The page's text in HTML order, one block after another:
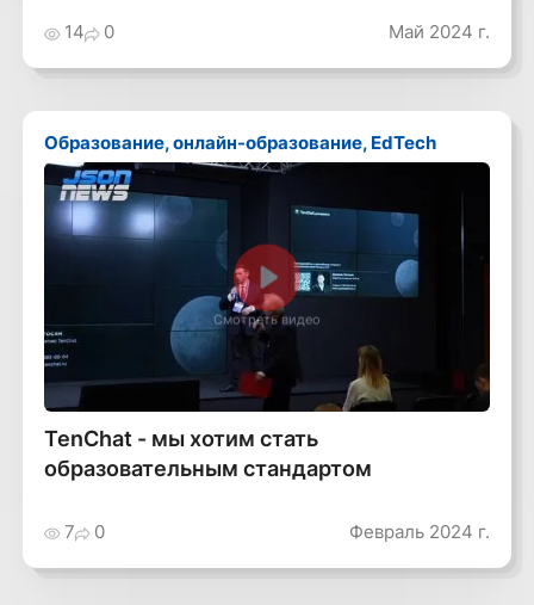
14 0 Май 2024 г.
Образование, онлайн-образование, EdTech
Смотреть видео
TenChat - мы хотим стать
образовательным стандартом
7 0 Февраль 2024 г.